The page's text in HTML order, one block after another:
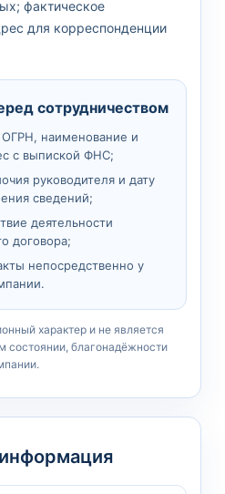
фактическое
для корреспонденции
сотрудничеством
наименование и
с выпиской ФНС;
руководителя и дату
сведений;
деятельности
договора;
непосредственно у
характер и не является
состоянии, благонадёжности